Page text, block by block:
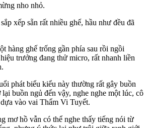
nho nhỏ.
xếp sẵn rất nhiều ghế, hầu như đều đã
hàng ghế trống gần phía sau rồi ngồi
trưởng đang thử micro, rất nhanh liền
phát biểu kiểu này thường rất gây buồn
buồn ngủ đến vậy, nghe nghe một lúc, cô
vào vai Thẩm Vi Tuyết.
mơ hồ vẫn có thể nghe thấy tiếng nói từ